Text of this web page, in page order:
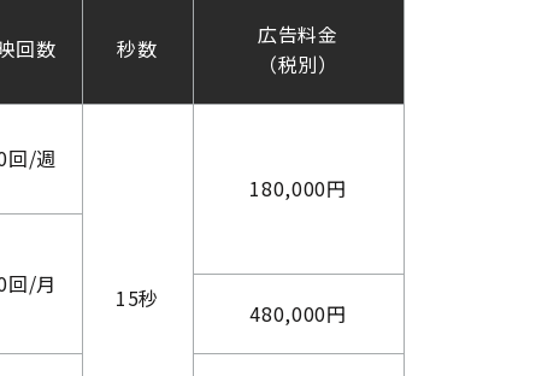
回数 秒数
広告料金
（税別）
回/週
15秒
180,000円
回/月
480,000円